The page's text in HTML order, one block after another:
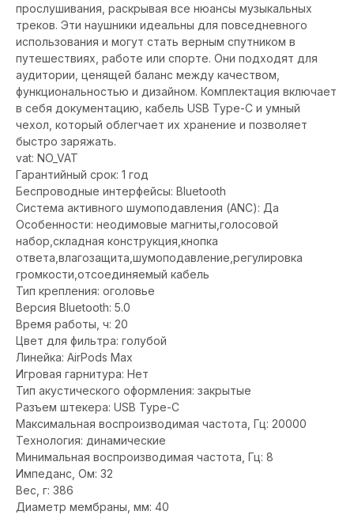
прослушивания, раскрывая все нюансы музыкальных
треков. Эти наушники идеальны для повседневного
использования и могут стать верным спутником в
путешествиях, работе или спорте. Они подходят для
аудитории, ценящей баланс между качеством,
функциональностью и дизайном. Комплектация включает
в себя документацию, кабель USB Type-C и умный
чехол, который облегчает их хранение и позволяет
быстро заряжать.
vat: NO_VAT
Гарантийный срок: 1 год
Беспроводные интерфейсы: Bluetooth
Система активного шумоподавления (ANC): Да
Особенности: неодимовые магниты,голосовой
набор,складная конструкция,кнопка
ответа,влагозащита,шумоподавление,регулировка
громкости,отсоединяемый кабель
Тип крепления: оголовье
Версия Bluetooth: 5.0
Время работы, ч: 20
Цвет для фильтра: голубой
Линейка: AirPods Max
Игровая гарнитура: Нет
Тип акустического оформления: закрытые
Разъем штекера: USB Type-C
Максимальная воспроизводимая частота, Гц: 20000
Технология: динамические
Минимальная воспроизводимая частота, Гц: 8
Импеданс, Ом: 32
Вес, г: 386
Диаметр мембраны, мм: 40